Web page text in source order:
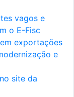
vagos e
o E-Fisc
exportações
e
site da